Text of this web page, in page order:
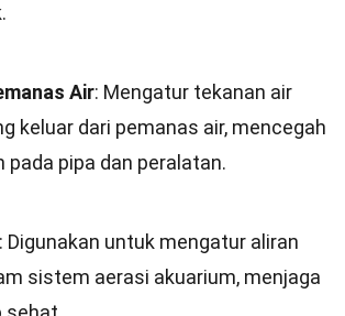
Air: Mengatur tekanan air
keluar dari pemanas air, mencegah
pada pipa dan peralatan.
: Digunakan untuk mengatur aliran
sistem aerasi akuarium, menjaga